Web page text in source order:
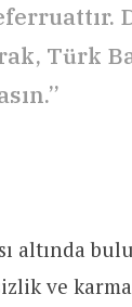
Türk
altında
ve